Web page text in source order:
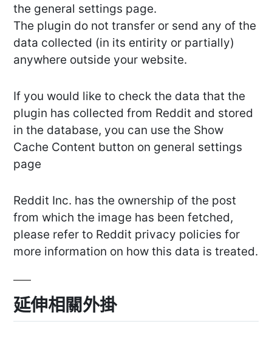
the general settings page.
The plugin do not transfer or send any of the
data collected (in its entirity or partially)
anywhere outside your website.
If you would like to check the data that the
plugin has collected from Reddit and stored
in the database, you can use the Show
Cache Content button on general settings
page
Reddit Inc. has the ownership of the post
from which the image has been fetched,
please refer to Reddit privacy policies for
more information on how this data is treated.
延伸相關外掛